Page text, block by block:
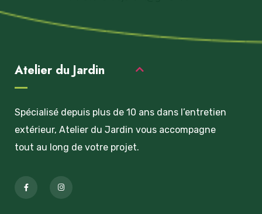
Atelier du Jardin
Spécialisé depuis plus de 10 ans dans l’entretien
extérieur, Atelier du Jardin vous accompagne
tout au long de votre projet.